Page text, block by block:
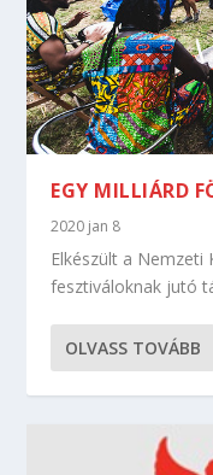
EGY MILLIÁRD
2020 jan 8
Elkészült a Nemzeti
fesztiváloknak jutó
OLVASS TOVÁBB